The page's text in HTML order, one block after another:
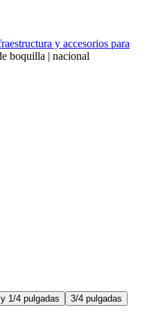
y accesorios para
boquilla | nacional
1/4 pulgadas
3/4 pulgadas